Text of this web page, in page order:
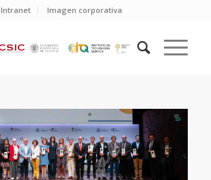
Intranet Imagen corporativa